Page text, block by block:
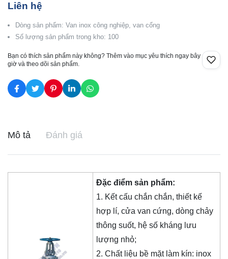
Liên hệ
Dòng sản phẩm: Van inox công nghiệp, van cổng
Số lượng sản phẩm trong kho: 100
Bạn có thích sản phẩm này không? Thêm vào mục yêu thích ngay bây
giờ và theo dõi sản phẩm.
Mô tả Đánh giá
Đặc điểm sản phẩm:
1. Kết cấu chắn chắn, thiết kế
hợp lí, cửa van cứng, dòng chảy
thông suốt, hệ số kháng lưu
lượng nhỏ;
2. Chất liệu bề mặt làm kín: inox